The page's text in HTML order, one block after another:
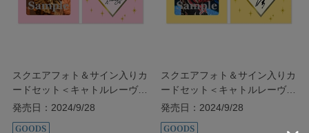
スクエアフォト＆サイン入りカ
ードセット＜キャトルレーヴ
30th＞／星空美咲
発売日：2024/9/28
スクエアフォト＆サイン入りカ
ードセット＜キャトルレーヴ
30th＞／鳳月杏
発売日：2024/9/28